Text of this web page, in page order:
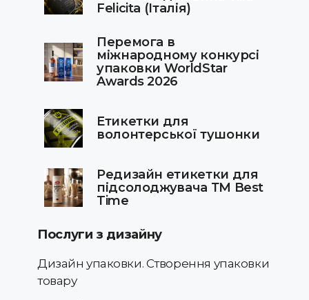
Felicita (Італія)
Перемога в
міжнародному конкурсі
упаковки WorldStar
Awards 2026
Етикетки для
волонтерської тушонки
Редизайн етикетки для
підсолоджувача ТМ Best
Time
Послуги з дизайну
Дизайн упаковки. Створення упаковки
товару